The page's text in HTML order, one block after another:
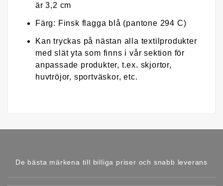
är 3,2 cm
Färg: Finsk flagga blå (pantone 294 C)
Kan tryckas på nästan alla textilprodukter
med slät yta som finns i vår sektion för
anpassade produkter, t.ex. skjortor,
huvtröjor, sportväskor, etc.
De bästa märkena till billiga priser och snabb leverans